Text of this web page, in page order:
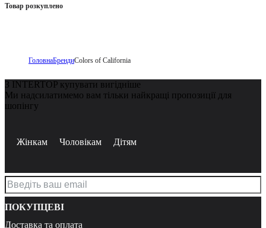
Товар розкуплено
ГоловнаБрендиColors of California
З INTERTOP купувати вигідніше
Ми надсилатимемо вам тільки найкращі пропозиції для
шопінгу
Жінкам Чоловікам Дітям
ПОКУПЦЕВІ
Доставка та оплата